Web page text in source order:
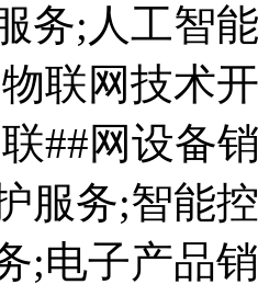
务;人工智
联网技术
##网设备
服务;智能
;电子产品